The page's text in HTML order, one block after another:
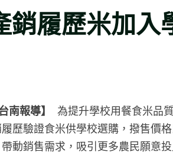
銷履歷米加入
南報導】
為提升學校用餐食米品
歷驗證食米供學校選購，撥售價
動銷售需求，吸引更多農民願意